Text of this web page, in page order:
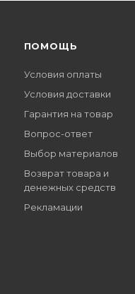
ПОМОЩЬ
Условия оплаты
Условия доставки
Гарантия на товар
Вопрос-ответ
Выбор материалов
Возврат товара и
денежных средств
Рекламации